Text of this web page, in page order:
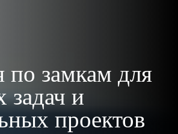
по замкам для
и
проектов